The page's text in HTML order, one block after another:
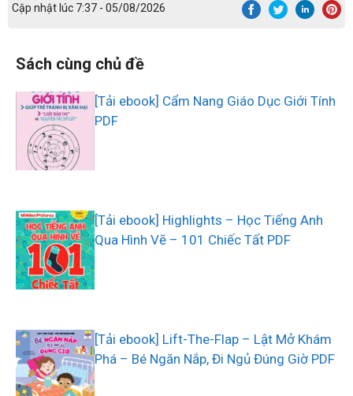
Cập nhật lúc 7:37 - 05/08/2026
Sách cùng chủ đề
[Tải ebook] Cẩm Nang Giáo Dục Giới Tính
PDF
[Tải ebook] Highlights – Học Tiếng Anh
Qua Hình Vẽ – 101 Chiếc Tất PDF
[Tải ebook] Lift-The-Flap – Lật Mở Khám
Phá – Bé Ngăn Nắp, Đi Ngủ Đúng Giờ PDF